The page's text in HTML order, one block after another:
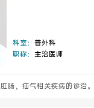
科室：普外科
职称：主治医师
肠，疝气相关疾病的诊治。